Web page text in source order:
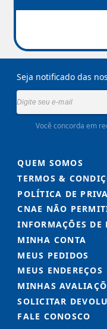
Seja notificado das
Você concorda em
QUEM SOMOS
TERMOS &
POLÍTICA DE
CNAE NÃO
INFORMAÇÕES DE
MINHA CONTA
MEUS PEDIDOS
MEUS ENDEREÇOS
MINHAS
SOLICITAR
FALE CONOSCO